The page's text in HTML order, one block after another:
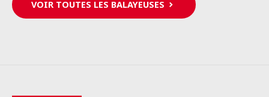
VOIR TOUTES LES BALAYEUSES